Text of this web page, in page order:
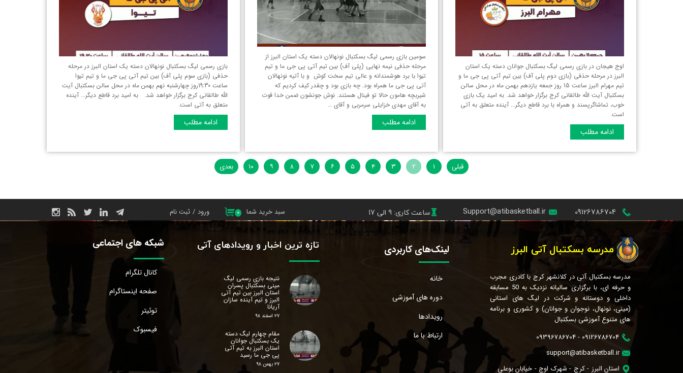
اوج هیجان در بازی رسمی لیگ بسکتبال جوانان دسته یک استان
البرز‌ در مرحله حذفی (بازی دوم پلی آف) بین تیم آتی پی جی ما و
تیم مهرام البرز ساعت 15 روز جمعه یازدهم بهمن ماه در محل سالن
بسکتبال آیت الله طالقانی کرج برگزار خواهد شد. به امید یک بازی
خوب، تماشاگرپسند و همراه با برد قاطع دیگر... آینده متعلق به آتی
است.
ادامه مطلب
سومین بازی رسمی لیگ بسکتبال نونهالان دسته یک استان البرز‌ از
مرحله حذفی نیمه نهایی (پلی آف) بین تیم آتی پی جی ما و تیم
تیوا با برد هوشمندانه و عالی تیم سخت کوش و با آتیه نونهالان
آتی پی جی ما همراه بود. چه بازی بود و چقدر کیف کردیم که
شیربچه هامون حالا تو فینال هستند. نوش جونشون ضمن خدا قوت
به آقای مهدی خزایلی سرمربی و آقای …
ادامه مطلب
بازی رسمی لیگ بسکتبال نونهالان دسته یک استان البرز‌ در مرحله
حذفی (بازی سوم پلی آف) بین تیم آتی پی جی ما و تیم تیوا
ساعت 19:30روز چهارشنبه نهم بهمن ماه در محل سالن بسکتبال آیت
الله طالقانی کرج برگزار خواهد شد. به امید برد قاطع دیگر... آینده
متعلق به آتی است.
ادامه مطلب
قبلی ۱ ۲ ۳ ۴ ۵ ۶ ۷ ۸ ۹ ۱۰ بعدی
مدرسه بسکتبال آتی البرز
مدرسه بسکتبال آتی در کلانشهر کرج با کادری مجرب
و حرفه ای، با برگزاری سالیانه نزدیک به 50 مسابقه
داخلی و دوستانه و شرکت در لیگ های استانی
(مینی، نونهال، نوجوان و جوانان) و کشوری و برنامه
های متنوع آموزشی بسکتبال
09126786704 - 09396786704
support@atibasketball.ir
استان البرز - کرج - شهرک اوج - خیابان بوعلی
لینک‌های کاربردی
خانه
دوره های آموزشی
رویدادها
ارتباط با ما
تازه ترین اخبار و رویدادهای آتی
نتیجه بازی رسمی لیگ
مینی بسکتبال پسران
استان البرز‌ بین تیم آتی
البرز و تیم آینده سازان
آریانا
۲۷ اسفند ۹۸
مقام چهارم لیگ دسته
یک بسکتبال جوانان
استان البرز‌ به تیم آتی
پی جی ما رسید
۲۷ بهمن ۹۸
شبکه های اجتماعی
کانال تلگرام
صفحه اینستاگرام
توئیتر
فیسبوک
ورود / ثبت نام
تغییر گذر واژه
۰ سبد خرید شما 09126786704 ساعت کاری: 9 الی 17 Support@atibasketball.ir